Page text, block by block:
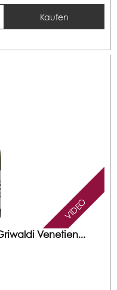
Kaufen
VIDEO
Venetien...